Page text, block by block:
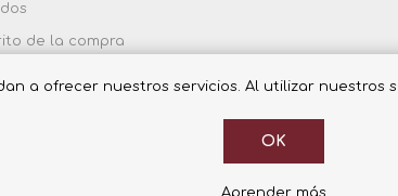
de la compra
a ofrecer nuestros servicios. Al utilizar nuestros
OK
Aprender más